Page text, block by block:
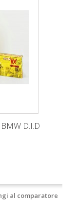
D.I.D
al comparatore